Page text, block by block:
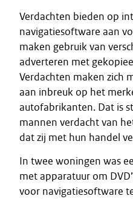
Verdachten bieden op
navigatiesoftware aan
maken gebruik van
adverteren met
Verdachten maken zich
aan inbreuk op het
autofabrikanten. Dat is
mannen verdacht van
dat zij met hun handel
In twee woningen was
met apparatuur om
voor navigatiesoftware